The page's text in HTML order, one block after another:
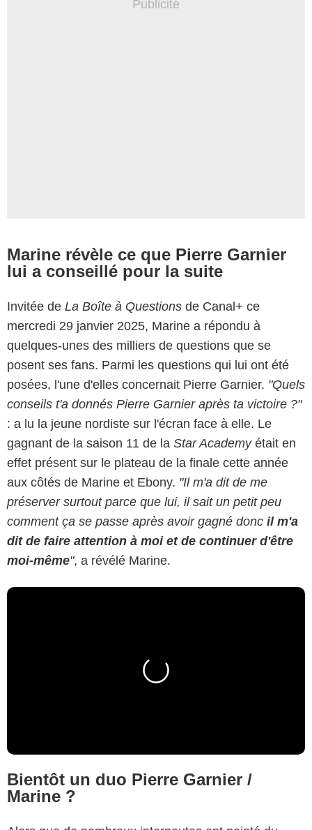
Marine révèle ce que Pierre Garnier
lui a conseillé pour la suite
Invitée de La Boîte à Questions de Canal+ ce
mercredi 29 janvier 2025, Marine a répondu à
quelques-unes des milliers de questions que se
posent ses fans. Parmi les questions qui lui ont été
posées, l'une d'elles concernait Pierre Garnier. "Quels
conseils t'a donnés Pierre Garnier après ta victoire ?"
: a lu la jeune nordiste sur l'écran face à elle. Le
gagnant de la saison 11 de la Star Academy était en
effet présent sur le plateau de la finale cette année
aux côtés de Marine et Ebony. "Il m'a dit de me
préserver surtout parce que lui, il sait un petit peu
comment ça se passe après avoir gagné donc il m'a
dit de faire attention à moi et de continuer d'être
moi-même", a révélé Marine.
Bientôt un duo Pierre Garnier /
Marine ?